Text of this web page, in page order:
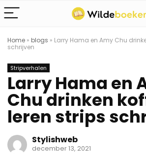
Home » blogs » Larry Hama en Amy Chu
schrijven
Stripverhalen
Larry Hama en
Chu drinken
leren strips
Stylishweb
december 13, 2021